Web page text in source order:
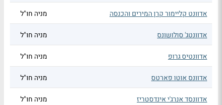
אדוונט קליימור קרן המירים והכנסה
מניה חו"ל
אדוונטג' סולושונס מניה חו"ל
אדוונטיס גרופ מניה חו"ל
אדוונס אוטו פארטס מניה חו"ל
אדוונסד אנרג'י אינדסטריז מניה חו"ל